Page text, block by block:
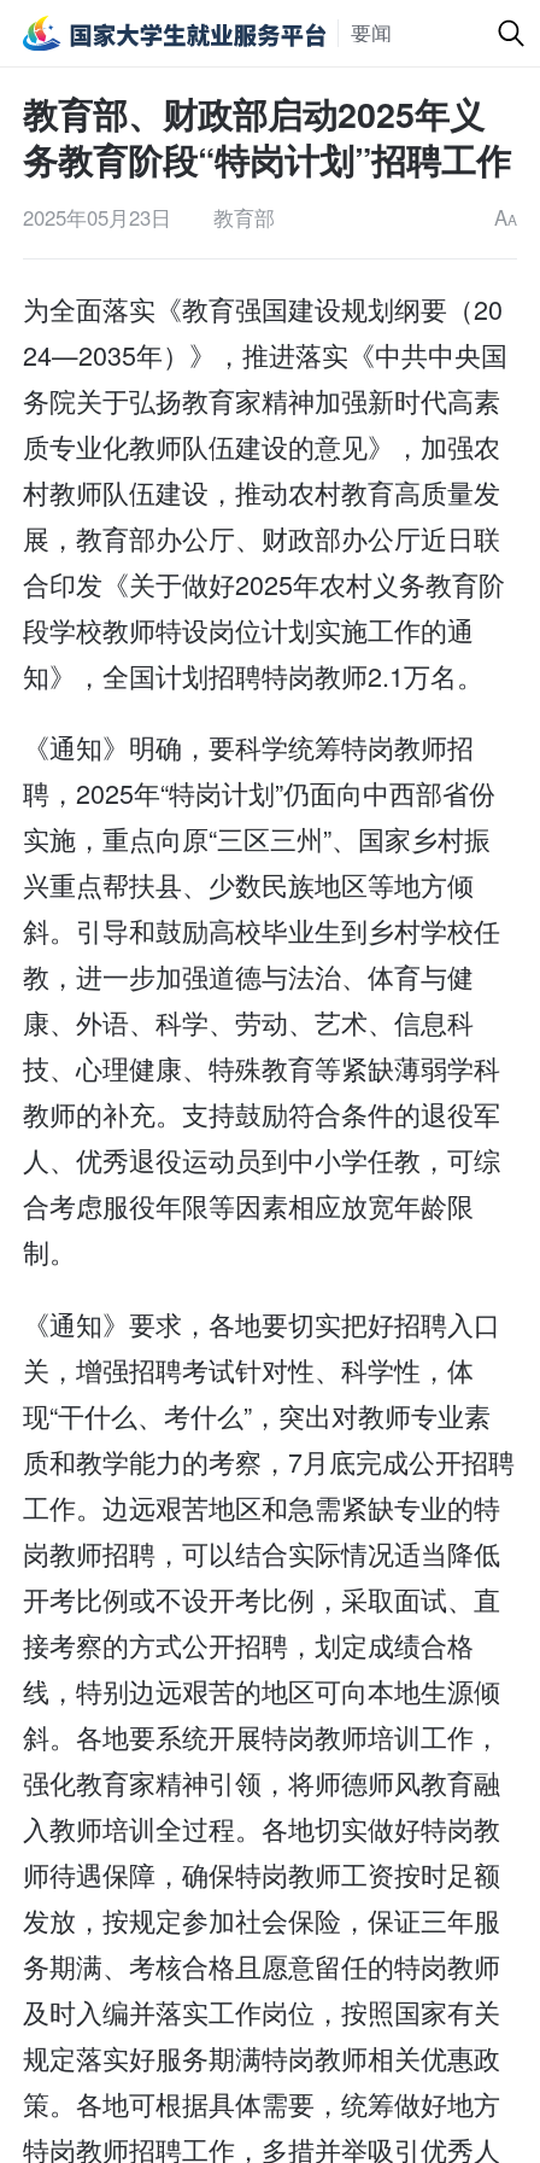
要闻
教育部、财政部启动2025年义
务教育阶段“特岗计划”招聘工作
2025年05月23日 教育部 AA
为全面落实《教育强国建设规划纲要（20
24—2035年）》，推进落实《中共中央国
务院关于弘扬教育家精神加强新时代高素
质专业化教师队伍建设的意见》，加强农
村教师队伍建设，推动农村教育高质量发
展，教育部办公厅、财政部办公厅近日联
合印发《关于做好2025年农村义务教育阶
段学校教师特设岗位计划实施工作的通
知》，全国计划招聘特岗教师2.1万名。
《通知》明确，要科学统筹特岗教师招
聘，2025年“特岗计划”仍面向中西部省份
实施，重点向原“三区三州”、国家乡村振
兴重点帮扶县、少数民族地区等地方倾
斜。引导和鼓励高校毕业生到乡村学校任
教，进一步加强道德与法治、体育与健
康、外语、科学、劳动、艺术、信息科
技、心理健康、特殊教育等紧缺薄弱学科
教师的补充。支持鼓励符合条件的退役军
人、优秀退役运动员到中小学任教，可综
合考虑服役年限等因素相应放宽年龄限
制。
《通知》要求，各地要切实把好招聘入口
关，增强招聘考试针对性、科学性，体
现“干什么、考什么”，突出对教师专业素
质和教学能力的考察，7月底完成公开招聘
工作。边远艰苦地区和急需紧缺专业的特
岗教师招聘，可以结合实际情况适当降低
开考比例或不设开考比例，采取面试、直
接考察的方式公开招聘，划定成绩合格
线，特别边远艰苦的地区可向本地生源倾
斜。各地要系统开展特岗教师培训工作，
强化教育家精神引领，将师德师风教育融
入教师培训全过程。各地切实做好特岗教
师待遇保障，确保特岗教师工资按时足额
发放，按规定参加社会保险，保证三年服
务期满、考核合格且愿意留任的特岗教师
及时入编并落实工作岗位，按照国家有关
规定落实好服务期满特岗教师相关优惠政
策。各地可根据具体需要，统筹做好地方
特岗教师招聘工作，多措并举吸引优秀人